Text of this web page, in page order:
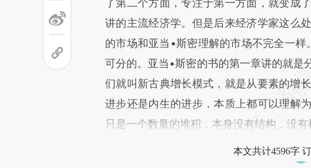
了第二个方面，专注于第一方面，就变成
讲的主流经济学。但是后来经济学家这么
的市场和亚当•斯密理解的市场不完全一
可分的。亚当•斯密的书的第一章讲的就是
们就叫新古典增长模式，就是从要素的增
进步还是内生的进步，本质上都可以理解
只是一个数量的堆积，本身没有结构，没有
本文共计4596字